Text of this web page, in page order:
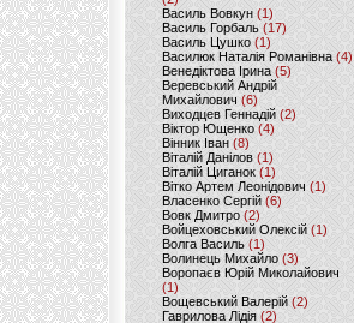
Василь Вовкун (1)
Василь Горбаль (17)
Василь Цушко (1)
Василюк Наталія Романівна (4)
Венедіктова Ірина(5)
Веревський Андрій
Михайлович (6)
Виходцев Геннадій (2)
Віктор Ющенко (4)
Вінник Іван (8)
Віталій Данілов (1)
Віталій Циганок (1)
Вітко Артем Леонідович(1)
Власенко Сергій (6)
Вовк Дмитро(2)
Войцеховський Олексій(1)
Волга Василь (1)
Волинець Михайло (3)
Воропаєв Юрій Миколайович
(1)
Вощевський Валерій(2)
Гаврилова Лідія (2)